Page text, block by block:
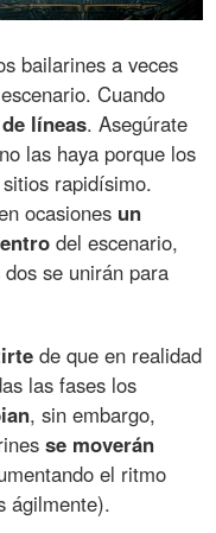
bailarines a veces
Cuando
líneas. Asegúrate
las haya porque los
rapidísimo.
ocasiones un
del escenario,
se unirán para
de que en realidad
las fases los
, sin embargo,
se moverán
el ritmo
ágilmente).